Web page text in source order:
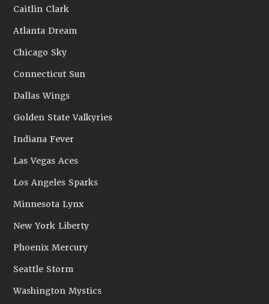
Caitlin Clark
Atlanta Dream
Chicago Sky
Connecticut Sun
Dallas Wings
Golden State Valkyries
Indiana Fever
Las Vegas Aces
Los Angeles Sparks
Minnesota Lynx
New York Liberty
Phoenix Mercury
Seattle Storm
Washington Mystics